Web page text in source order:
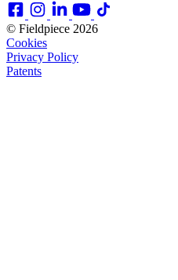
© Fieldpiece 2026
Cookies
Privacy Policy
Patents